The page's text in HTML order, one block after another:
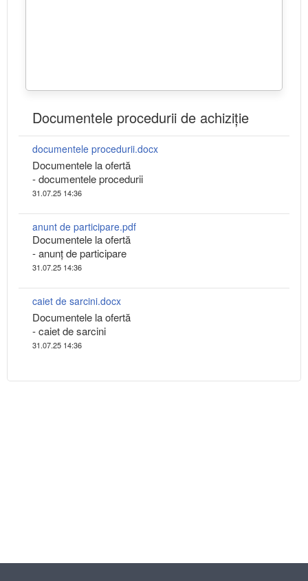
Documentele procedurii de achiziție
documentele procedurii.docx
Documentele la ofertă
- documentele procedurii
31.07.25 14:36
anunt de participare.pdf
Documentele la ofertă
- anunț de participare
31.07.25 14:36
caiet de sarcini.docx
Documentele la ofertă
- caiet de sarcini
31.07.25 14:36